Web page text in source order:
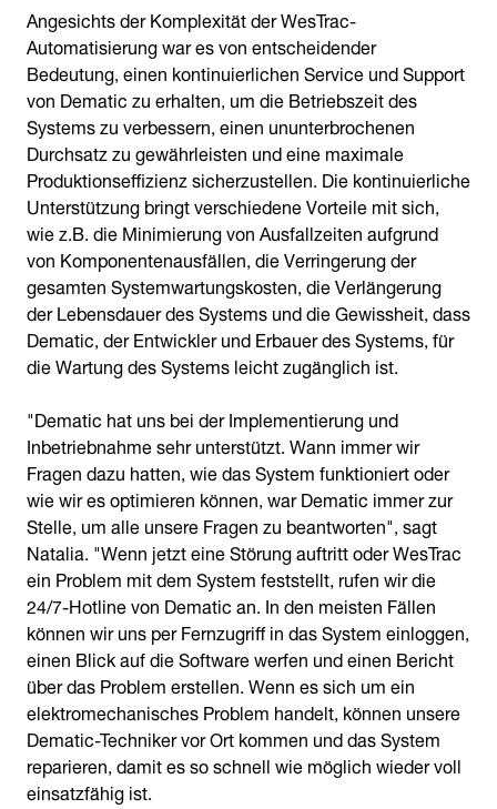
Angesichts der Komplexität der WesTrac-
Automatisierung war es von entscheidender
Bedeutung, einen kontinuierlichen Service und Support
von Dematic zu erhalten, um die Betriebszeit des
Systems zu verbessern, einen ununterbrochenen
Durchsatz zu gewährleisten und eine maximale
Produktionseffizienz sicherzustellen. Die kontinuierliche
Unterstützung bringt verschiedene Vorteile mit sich,
wie z.B. die Minimierung von Ausfallzeiten aufgrund
von Komponentenausfällen, die Verringerung der
gesamten Systemwartungskosten, die Verlängerung
der Lebensdauer des Systems und die Gewissheit, dass
Dematic, der Entwickler und Erbauer des Systems, für
die Wartung des Systems leicht zugänglich ist.
"Dematic hat uns bei der Implementierung und
Inbetriebnahme sehr unterstützt. Wann immer wir
Fragen dazu hatten, wie das System funktioniert oder
wie wir es optimieren können, war Dematic immer zur
Stelle, um alle unsere Fragen zu beantworten", sagt
Natalia. "Wenn jetzt eine Störung auftritt oder WesTrac
ein Problem mit dem System feststellt, rufen wir die
24/7-Hotline von Dematic an. In den meisten Fällen
können wir uns per Fernzugriff in das System einloggen,
einen Blick auf die Software werfen und einen Bericht
über das Problem erstellen. Wenn es sich um ein
elektromechanisches Problem handelt, können unsere
Dematic-Techniker vor Ort kommen und das System
reparieren, damit es so schnell wie möglich wieder voll
einsatzfähig ist.